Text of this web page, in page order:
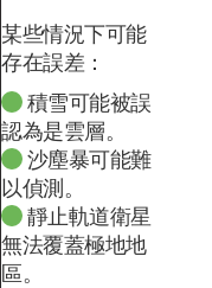
某些情況下可能
存在誤差：
積雪可能被誤
認為是雲層。
沙塵暴可能難
以偵測。
靜止軌道衛星
無法覆蓋極地地
區。